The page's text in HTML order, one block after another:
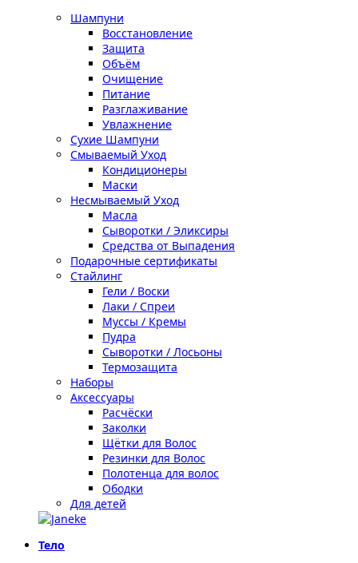
Шампуни
Восстановление
Защита
Объём
Очищение
Питание
Разглаживание
Увлажнение
Сухие Шампуни
Смываемый Уход
Кондиционеры
Маски
Несмываемый Уход
Масла
Сыворотки / Эликсиры
Средства от Выпадения
Подарочные сертификаты
Стайлинг
Гели / Воски
Лаки / Спреи
Муссы / Кремы
Пудра
Сыворотки / Лосьоны
Термозащита
Наборы
Аксессуары
Расчёски
Заколки
Щётки для Волос
Резинки для Волос
Полотенца для волос
Ободки
Для детей
Тело